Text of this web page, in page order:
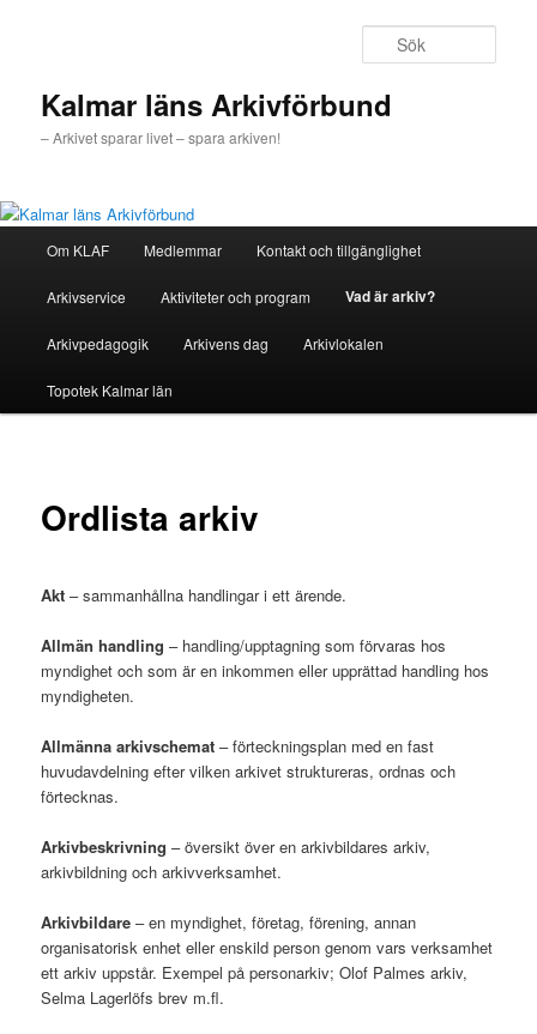
Kalmar läns Arkivförbund
– Arkivet sparar livet – spara arkiven!
Om KLAF Medlemmar Kontakt och tillgänglighet
Arkivservice Aktiviteter och program Vad är arkiv?
Arkivpedagogik Arkivens dag Arkivlokalen
Topotek Kalmar län
Ordlista arkiv
Akt – sammanhållna handlingar i ett ärende.
Allmän handling – handling/upptagning som förvaras hos
myndighet och som är en inkommen eller upprättad handling hos
myndigheten.
Allmänna arkivschemat– förteckningsplan med en fast
huvudavdelning efter vilken arkivet struktureras, ordnas och
förtecknas.
Arkivbeskrivning – översikt över en arkivbildares arkiv,
arkivbildning och arkivverksamhet.
Arkivbildare – en myndighet, företag, förening, annan
organisatorisk enhet eller enskild person genom vars verksamhet
ett arkiv uppstår. Exempel på personarkiv; Olof Palmes arkiv,
Selma Lagerlöfs brev m.fl.